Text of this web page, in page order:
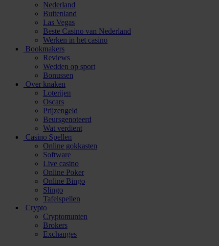
Nederland
Buitenland
Las Vegas
Beste Casino van Nederland
Werken in het casino
Bookmakers
Reviews
Wedden op sport
Bonussen
Over knaken
Loterijen
Oscars
Prijzengeld
Beursgenoteerd
Wat verdient
Casino Spellen
Online gokkasten
Software
Live casino
Online Poker
Online Bingo
Slingo
Tafelspellen
Crypto
Cryptomunten
Brokers
Exchanges